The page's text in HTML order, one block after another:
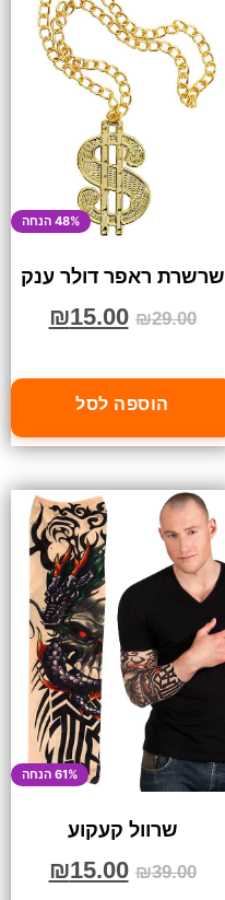
48% הנחה
שרשרת ראפר דולר ענק
₪29.00
₪15.00
הוספה לסל
61% הנחה
שרוול קעקוע
₪39.00
₪15.00